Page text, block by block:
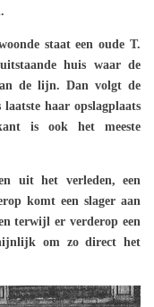
staat een oude T.
huis waar de
de lijn. Dan volgt de
haar opslagplaats
is ook het meeste
uit het verleden, een
komt een slager aan
terwijl er verderop een
om zo direct het